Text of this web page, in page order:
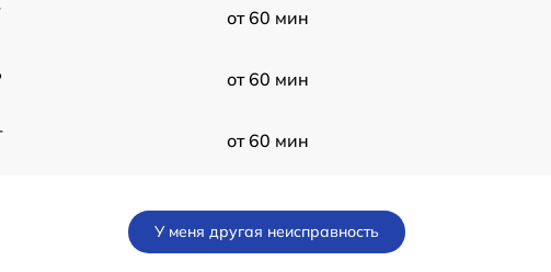
от 60 мин
от 60 мин
от 60 мин
У меня другая неисправность